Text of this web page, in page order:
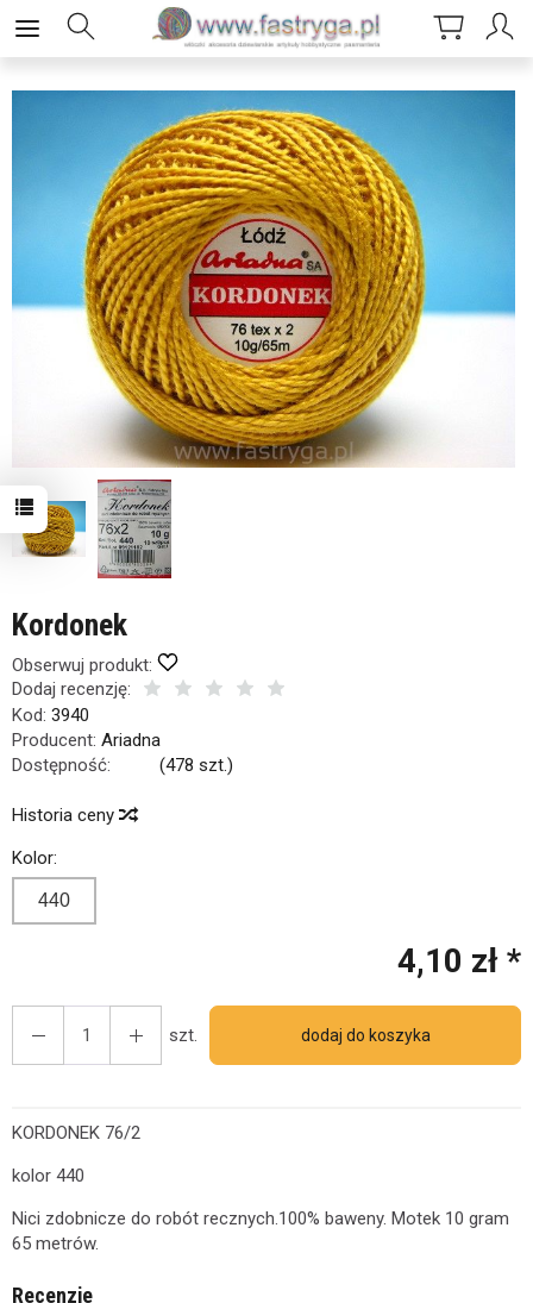
Kordonek
Obserwuj produkt:
Dodaj recenzję:
Kod: 3940
Producent: Ariadna
Dostępność:
(478 szt.)
Historia ceny
Kolor:
440
4,10 zł *
szt. dodaj do koszyka
KORDONEK 76/2
kolor 440
Nici zdobnicze do robót recznych.100% baweny. Motek 10 gram
65 metrów.
Recenzje